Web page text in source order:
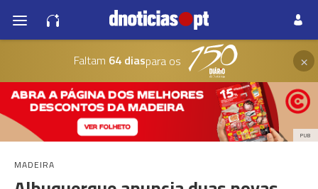
Faltam 64 diaspara os ×
PUB
MADEIRA